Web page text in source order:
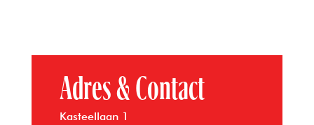
Adres & Contact
Kasteellaan 1